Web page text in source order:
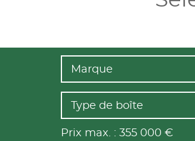
Marque
Type de boîte
Prix max. : 355 000 €